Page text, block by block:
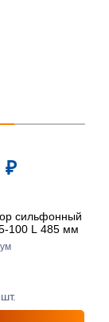
₽
сильфонный
100 L 485 мм